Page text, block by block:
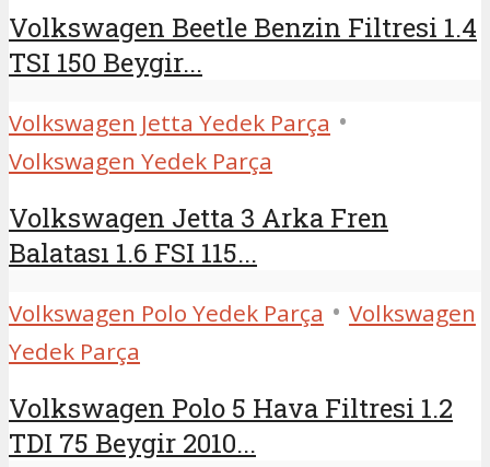
Volkswagen Beetle Benzin Filtresi 1.4
TSI 150 Beygir...
Volkswagen Jetta Yedek Parça •
Volkswagen Yedek Parça
Volkswagen Jetta 3 Arka Fren
Balatası 1.6 FSI 115...
Volkswagen Polo Yedek Parça • Volkswagen
Yedek Parça
Volkswagen Polo 5 Hava Filtresi 1.2
TDI 75 Beygir 2010...